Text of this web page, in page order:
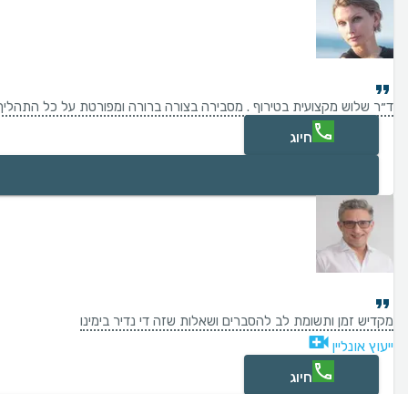
ד״ר שלוש מקצועית בטירוף . מסבירה בצורה ברורה ומפורטת על כל
חיוג
מקדיש זמן ותשומת לב להסברים ושאלות שזה די נדיר בימינו
ייעוץ אונליין
חיוג